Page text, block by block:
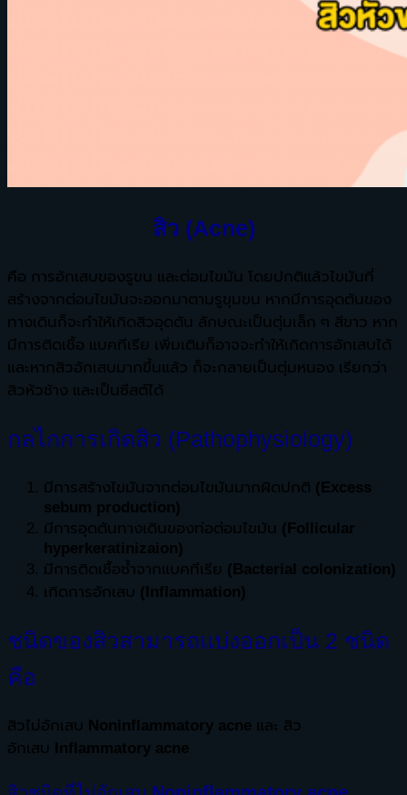
สิว (Acne)
คือ การอักเสบของรูขน และต่อมไขมัน โดยปกติแล้วไขมันที่
สร้างจากต่อมไขมันจะออกมาตามรูขุมขน หากมีการอุดตันของ
ทางเดินก็จะทำให้เกิดสิวอุดตัน ลักษณะเป็นตุ่มเล็ก ๆ สีขาว หาก
มีการติดเชื้อ แบคทีเรีย เพิ่มเติมก็อาจจะทำให้เกิดการอักเสบได้
และหากสิวอักเสบมากขึ้นแล้ว ก็จะกลายเป็นตุ่มหนอง เรียกว่า
สิวหัวช้าง และเป็นซีสต์ได้
กลไกการเกิดสิว (Pathophysiology)
มีการสร้างไขมันจากต่อมไขมันมากผิดปกติ (Excess
sebum production)
มีการอุดตันทางเดินของท่อต่อมไขมัน (Follicular
hyperkeratinizaion)
มีการติดเชื้อซ้ำจากแบคทีเรีย (Bacterial colonization)
เกิดการอักเสบ (Inflammation)
ชนิดของสิวสามารถแบ่งออกเป็น 2 ชนิด
คือ
สิวไม่อักเสบ Noninflammatory acne และ สิว
อักเสบ Inflammatory acne